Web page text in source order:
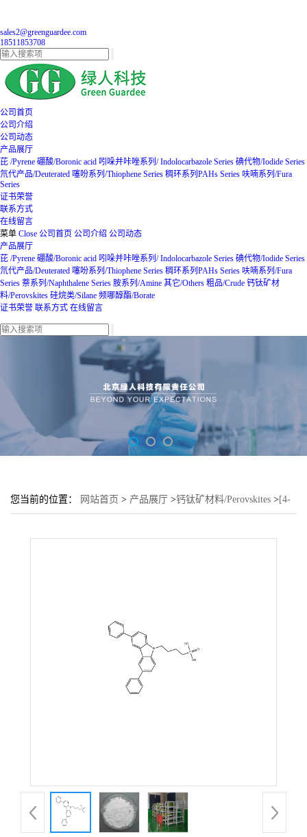
sales2@greenguardee.com
18511853708
公司首页
公司介绍
公司动态
产品展厅
芘 /Pyrene 硼酸/Boronic acid 吲哚并咔唑系列/ Indolocarbazole Series 碘代物/Iodide Series
氘代产品/Deuterated 噻吩系列/Thiophene Series 稠环系列PAHs Series 呋喃系列/Fura
Series
证书荣誉
联系方式
在线留言
菜单 Close 公司首页 公司介绍 公司动态
产品展厅
芘 /Pyrene 硼酸/Boronic acid 吲哚并咔唑系列/ Indolocarbazole Series 碘代物/Iodide Series
氘代产品/Deuterated 噻吩系列/Thiophene Series 稠环系列PAHs Series 呋喃系列/Fura
Series 萘系列/Naphthalene Series 胺系列/Amine 其它/Others 粗品/Crude 钙钛矿材
料/Perovskites 硅烷类/Silane 频哪醇酯/Borate
证书荣誉 联系方式 在线留言
您当前的位置： 网站首页 > 产品展厅 >钙钛矿材料/Perovskites >[4-